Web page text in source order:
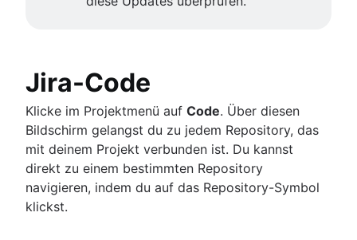
Jira-Code
Klicke im Projektmenü auf Code. Über diesen
Bildschirm gelangst du zu jedem Repository, das
mit deinem Projekt verbunden ist. Du kannst
direkt zu einem bestimmten Repository
navigieren, indem du auf das Repository-Symbol
klickst.